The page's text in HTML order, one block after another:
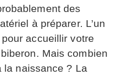
des
à préparer. L’un
accueillir votre
Mais combien
la naissance ? La